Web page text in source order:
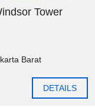
Tower
Barat
DETAILS